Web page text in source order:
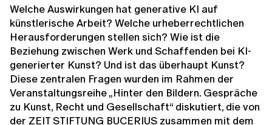
Welche Auswirkungen hat generative KI auf
künstlerische Arbeit? Welche urheberrechtlichen
Herausforderungen stellen sich? Wie ist die
Beziehung zwischen Werk und Schaffenden bei KI-
generierter Kunst? Und ist das überhaupt Kunst?
Diese zentralen Fragen wurden im Rahmen der
Veranstaltungsreihe „Hinter den Bildern. Gespräche
zu Kunst, Recht und Gesellschaft“ diskutiert, die von
der ZEIT STIFTUNG BUCERIUS zusammen mit dem